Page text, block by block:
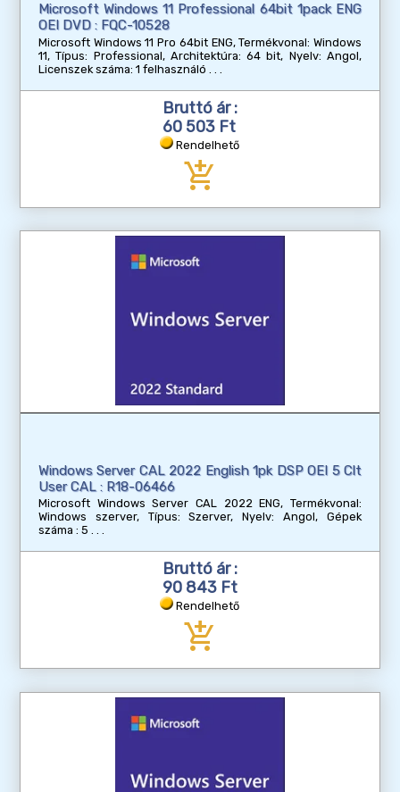
Microsoft Windows 11 Professional 64bit 1pack ENG
OEI DVD : FQC-10528
Microsoft Windows 11 Pro 64bit ENG, Termékvonal: Windows
11, Típus: Professional, Architektúra: 64 bit, Nyelv: Angol,
Licenszek száma: 1 felhasználó
Bruttó ár :
60 503 Ft
Rendelhető
add_shopping_cart
Windows Server CAL 2022 English 1pk DSP OEI 5 Clt
User CAL : R18-06466
Microsoft Windows Server CAL 2022 ENG, Termékvonal:
Windows szerver, Típus: Szerver, Nyelv: Angol, Gépek
száma : 5
Bruttó ár :
90 843 Ft
Rendelhető
add_shopping_cart